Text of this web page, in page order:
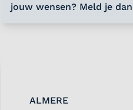
jouw wensen? Meld je
ALMERE